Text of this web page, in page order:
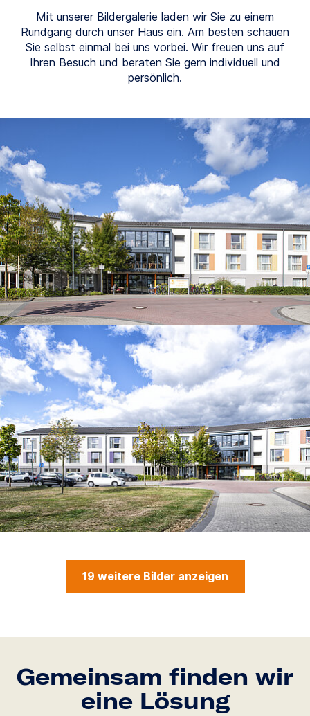
Mit unserer Bildergalerie laden wir Sie zu einem
Rundgang durch unser Haus ein. Am besten schauen
Sie selbst einmal bei uns vorbei. Wir freuen uns auf
Ihren Besuch und beraten Sie gern individuell und
persönlich.
19 weitere Bilder anzeigen
Gemeinsam finden wir
eine Lösung